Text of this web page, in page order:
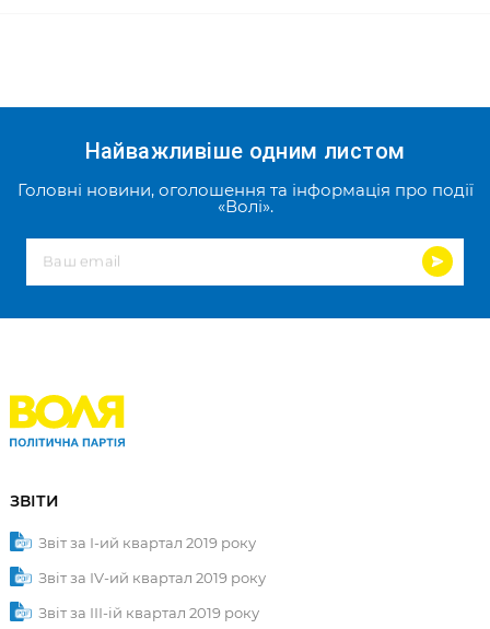
Найважливіше одним листом
Головні новини, оголошення та інформація про події
«Волі».
Ваш email
ЗВІТИ
Звіт за І-ий квартал 2019 року
Звіт за ІV-ий квартал 2019 року
Звіт за ІІІ-ій квартал 2019 року